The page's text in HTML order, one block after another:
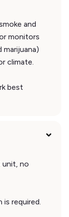
and
monitors
climate.
best
unit, no
required.